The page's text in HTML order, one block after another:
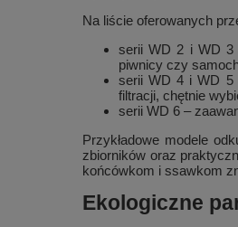
Na liście oferowanych
serii WD 2 i WD 3
piwnicy czy
serii WD 4 i WD 5
filtracji, chętnie
serii WD 6 –
Przykładowe modele
zbiorników oraz
końcówkom i ssawkom
Ekologiczne